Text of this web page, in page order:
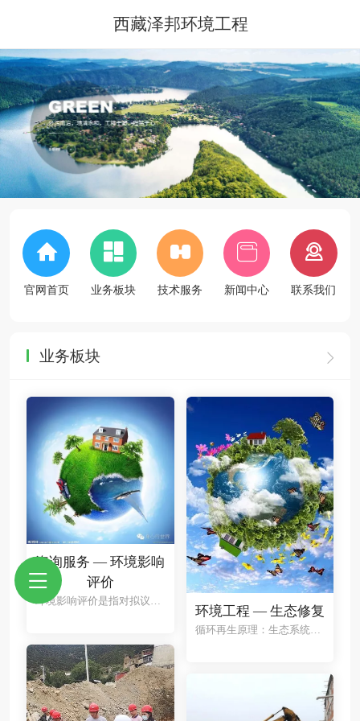
西藏泽邦环境工程
官网首页 业务板块 技术服务 新闻中心 联系我们
业务板块
咨询服务 — 环境影响
评价
环境影响评价是指对拟议中的人为活动可能造成的环境影响进行分析论证，并在此基础上提出采取的防治措施和对策。环境影响评价作为一项科学方法和技术手段。任何个人和组织都可应用，为人类开发活动提供指导依据。
环境工程 — 生态修复
循环再生原理：生态系统通过生物成分，一方面利用非生物成分不断地合成新的物质，一方面又把合成物质降解为原来的简单物质，并归还到非生物组分中。如此循环往复，进行着不停顿的新陈代谢作用。这样，生态系统中的物质和能量就进行着循环和再生的过程。生态修复利用环境一植物一微生物复合系统的物理、化学、生物学和生物化学特征对污染物中的水、肥资源加以利用，对可降解污染物进行净化，其主要目标就是使生态系统中的非循环组分成为可循环的过程，使物质的循环 和再生的速度能够得以加大，最终使污染环境得以修复。